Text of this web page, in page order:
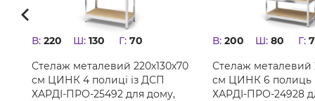
В: 220 Ш: 130 Г: 70
Стелаж металевий 220х130х70
см ЦИНК 4 полиці із ДСП
ХАРДІ-ПРО-25492 для дому,
В: 200 Ш: 80 Г:
Стелаж металевий
см ЦИНК 6 полиць
ХАРДІ-ПРО-24928